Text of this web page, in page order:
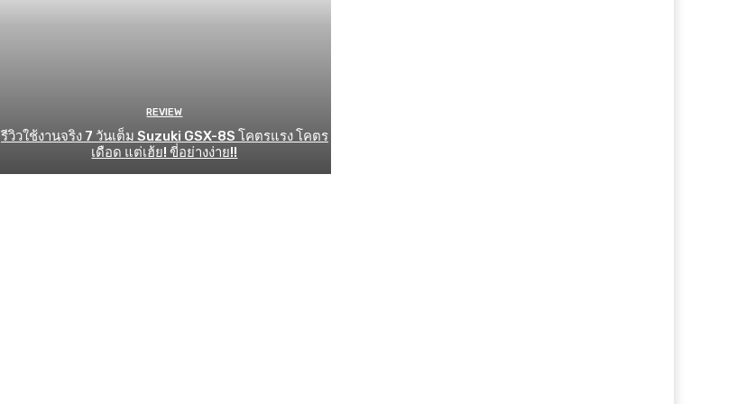
REVIEW
รีวิวใช้งานจริง 7 วันเต็ม Suzuki GSX-8S โคตรแรง โคตร
เดือด แต่เฮ้ย! ขี่อย่างง่าย!!